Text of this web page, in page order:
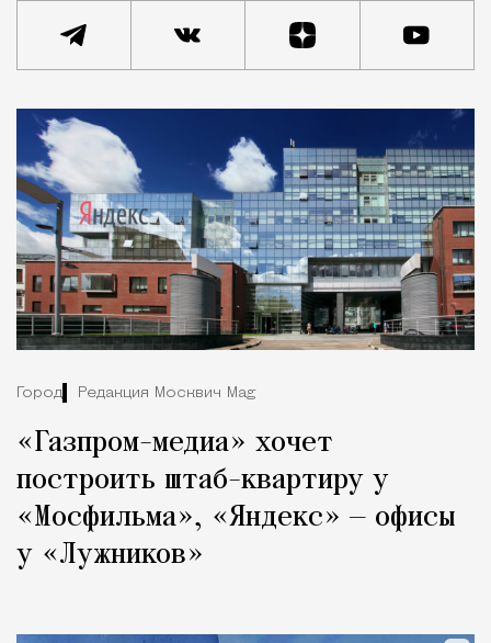
Город Редакция Москвич Mag
«Газпром-медиа» хочет
построить штаб-квартиру у
«Мосфильма», «Яндекс» — офисы
у «Лужников»